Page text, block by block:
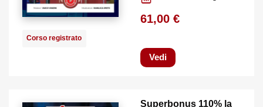
Corso registrato
61,00 €
Vedi
Superbonus 110% la